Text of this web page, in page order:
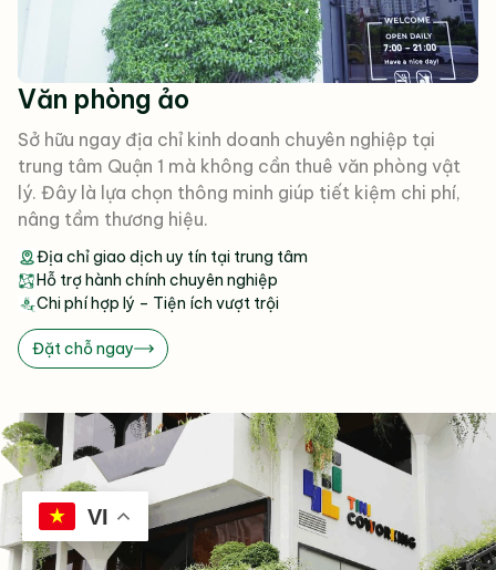
Văn phòng ảo
Sở hữu ngay địa chỉ kinh doanh chuyên nghiệp tại
trung tâm Quận 1 mà không cần thuê văn phòng vật
lý. Đây là lựa chọn thông minh giúp tiết kiệm chi phí,
nâng tầm thương hiệu.
Địa chỉ giao dịch uy tín tại trung tâm
Hỗ trợ hành chính chuyên nghiệp
Chi phí hợp lý – Tiện ích vượt trội
Đặt chỗ ngay
VI